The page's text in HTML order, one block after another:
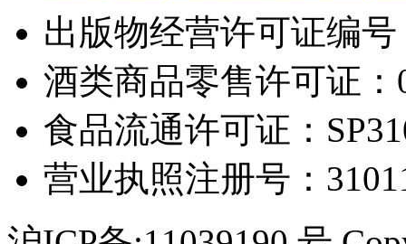
出版物经营许可证编
酒类商品零售许可证：
食品流通许可证：
营业执照注册号：